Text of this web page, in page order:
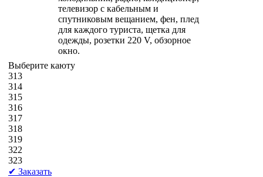
телевизор с кабельным и
спутниковым вещанием, фен, плед
для каждого туриста, щетка для
одежды, розетки 220 V, обзорное
окно.
Выберите каюту
313
314
315
316
317
318
319
322
323
✔ Заказать